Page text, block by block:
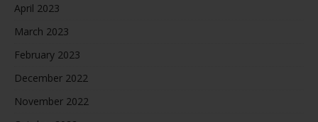
April 2023
March 2023
February 2023
December 2022
November 2022